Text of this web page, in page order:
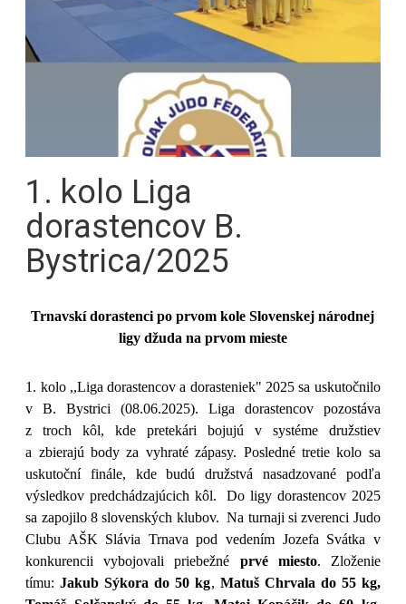
1. kolo Liga
dorastencov B.
Bystrica/2025
Trnavskí dorastenci po prvom kole Slovenskej národnej
ligy džuda na prvom mieste
1. kolo ,,Liga dorastencov a dorasteniek" 2025 sa uskutočnilo
v B. Bystrici (08.06.2025). Liga dorastencov pozostáva
z troch kôl, kde pretekári bojujú v systéme družstiev
a zbierajú body za vyhraté zápasy. Posledné tretie kolo sa
uskutoční finále, kde budú družstvá nasadzované podľa
výsledkov predchádzajúcich kôl. Do ligy dorastencov 2025
sa zapojilo 8 slovenských klubov. Na turnaji si zverenci Judo
Clubu AŠK Slávia Trnava pod vedením Jozefa Svátka v
konkurencii vybojovali priebežné prvé miesto. Zloženie
tímu:Jakub Sýkora do 50 kg, Matuš Chrvala do 55 kg,